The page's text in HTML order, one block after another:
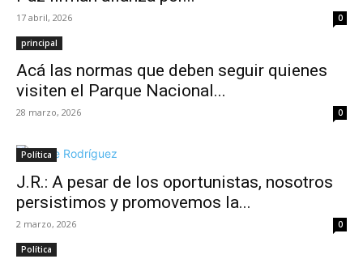
17 abril, 2026 0
principal
Acá las normas que deben seguir quienes
visiten el Parque Nacional...
28 marzo, 2026 0
Política
J.R.: A pesar de los oportunistas, nosotros
persistimos y promovemos la...
2 marzo, 2026 0
Política